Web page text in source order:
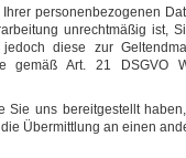
personenbezogenen
unrechtmäßig ist,
diese zur
gemäß Art. 21 DSGVO
Sie uns bereitgestellt
Übermittlung an einen